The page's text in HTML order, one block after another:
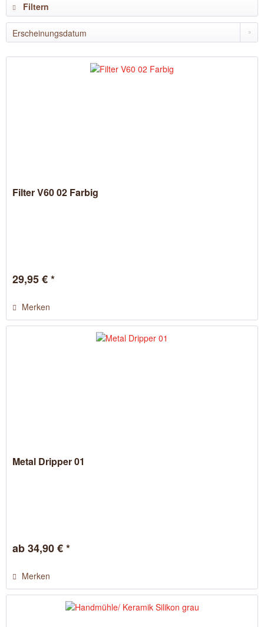
Filtern
Filter V60 02 Farbig
29,95 € *
Merken
Metal Dripper 01
ab 34,90 € *
Merken